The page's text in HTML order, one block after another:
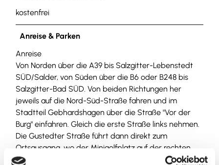
kostenfrei
Anreise & Parken
Anreise
Von Norden über die A39 bis Salzgitter-Lebenstedt
SÜD/Salder, von Süden über die B6 oder B248 bis
Salzgitter-Bad SÜD. Von beiden Richtungen her
jeweils auf die Nord-Süd-Straße fahren und im
Stadtteil Gebhardshagen über die Straße "Vor der
Burg" einfahren. Gleich die erste Straße links nehmen.
Die Gustedter Straße führt dann direkt zum
Ortsausgang, wo der Minigolfplatz auf der rechten
Seite liegt.